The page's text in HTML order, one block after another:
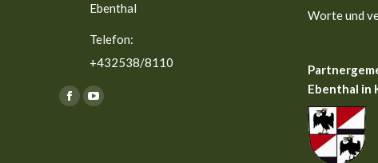
Ebenthal
Telefon:
+432538/8110
Finden Sie uns auf:
FacebookYouTube
Worte und
Ebenthal in